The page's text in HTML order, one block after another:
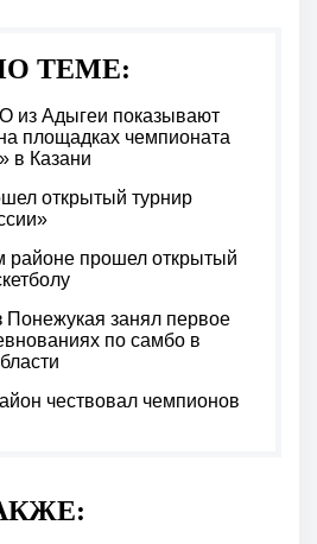
ТЕМЕ:
из Адыгеи показывают
площадках чемпионата
в Казани
открытый турнир
районе прошел открытый
Понежукая занял первое
по самбо в
чествовал чемпионов